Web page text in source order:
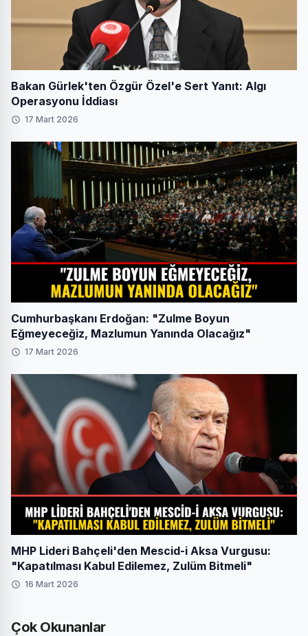
Bakan Gürlek'ten Özgür Özel'e Sert Yanıt: Algı
Operasyonu İddiası
17 Mart 2026
Cumhurbaşkanı Erdoğan: "Zulme Boyun
Eğmeyeceğiz, Mazlumun Yanında Olacağız"
17 Mart 2026
MHP Lideri Bahçeli'den Mescid-i Aksa Vurgusu:
"Kapatılması Kabul Edilemez, Zulüm Bitmeli"
16 Mart 2026
Çok Okunanlar